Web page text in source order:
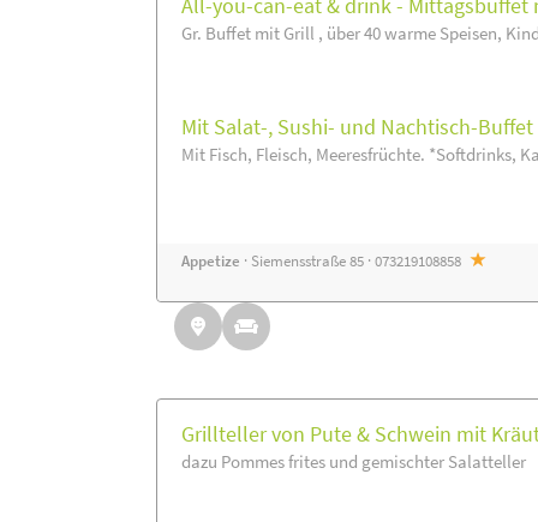
Gr. Buffet mit Grill , über 40 warme Speisen,
Mit Salat-, Sushi- und Nachtisch-
Mit Fisch, Fleisch, Meeresfrüchte. *Softdrinks,
Appetize · Siemensstraße 85 · 073219108858
Grillteller von Pute & Schwein mit
dazu Pommes frites und gemischter Salatteller